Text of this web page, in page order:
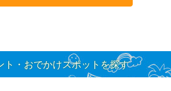
ト・おでかけスポットを探す